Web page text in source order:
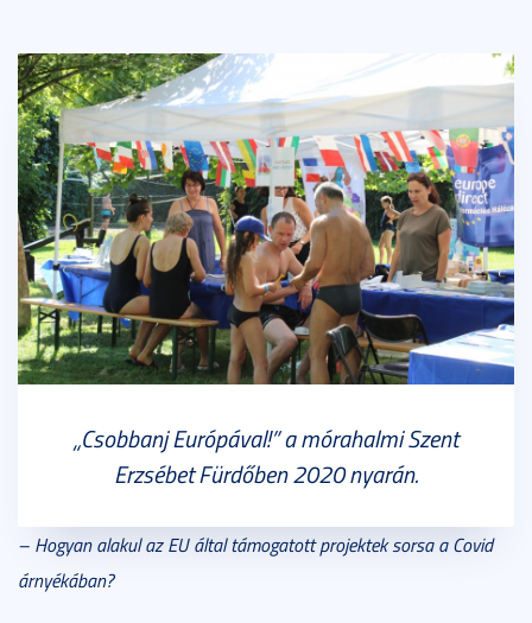
„Csobbanj Európával!” a mórahalmi Szent
Erzsébet Fürdőben 2020 nyarán.
– Hogyan alakul az EU által támogatott projektek sorsa a Covid
árnyékában?